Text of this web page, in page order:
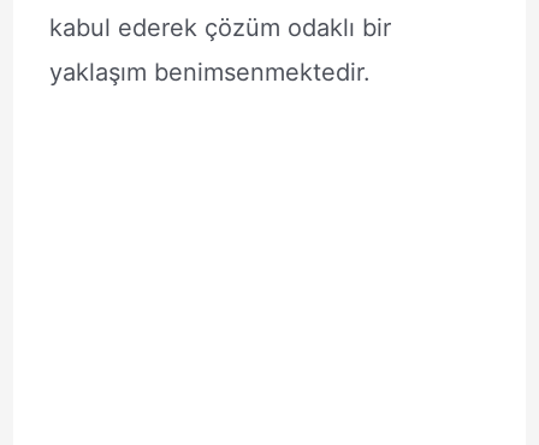
kabul ederek çözüm odaklı bir
yaklaşım benimsenmektedir.